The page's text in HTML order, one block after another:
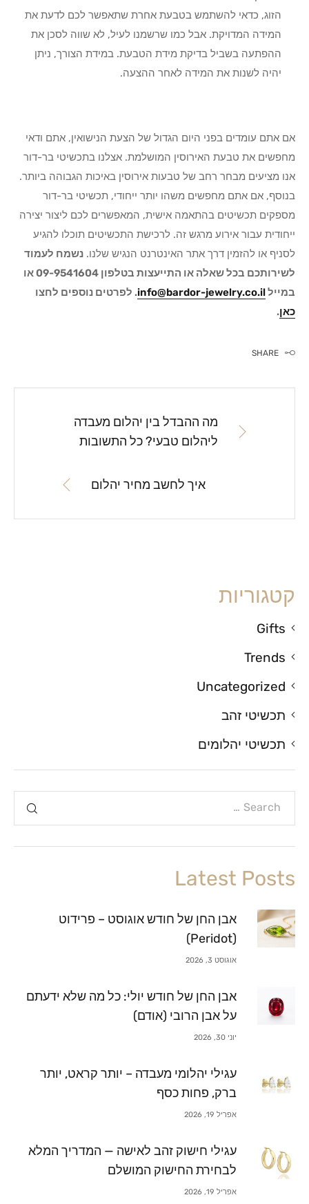
הזוג, כדאי להשתמש בטבעת אחרת שתאפשר לכם לדעת את
המידה המדויקת. אבל כמו שרשמנו לעיל, לא שווה לסכן את
ההפתעה בשביל בדיקת מידת הטבעת. במידת הצורך, ניתן
יהיה לשנות את המידה לאחר ההצעה.
אם אתם עומדים בפני היום הגדול של הצעת הנישואין, אתם ודאי
מחפשים את טבעת האירוסין המושלמת. אצלנו בתכשיטי בר-דור
אנו מציעים מבחר רחב של טבעות אירוסין באיכות הגבוהה ביותר.
בנוסף, אם אתם מחפשים משהו יותר ייחודי, תכשיטי בר-דור
מספקים תכשיטים בהתאמה אישית, המאפשרים לכם ליצור יצירה
ייחודית עבור אירוע מרגש זה. לרכישת התכשיטים תוכלו להגיע
לסניף או להזמין דרך אתר האינטרנט הנגיש שלנו. נשמח לעמוד
לשירותכם בכל שאלה או התייעצות בטלפון 09-9541604 או
במיילinfo@bardor-jewelry.co.il. לפרטים נוספים לחצו
כאן.
SHARE
מה ההבדל בין יהלום מעבדה
ליהלום טבעי? כל התשובות
איך לחשב מחיר יהלום
קטגוריות
Gifts
Trends
Uncategorized
תכשיטי זהב
תכשיטי יהלומים
Latest Posts
אבן החן של חודש אוגוסט – פרידוט
(Peridot)
אוגוסט 3, 2026
אבן החן של חודש יולי: כל מה שלא ידעתם
על אבן הרובי (אודם)
יוני 30, 2026
עגילי יהלומי מעבדה – יותר קראט, יותר
ברק, פחות כסף
אפריל 19, 2026
עגילי חישוק זהב לאישה — המדריך המלא
לבחירת החישוק המושלם
אפריל 19, 2026